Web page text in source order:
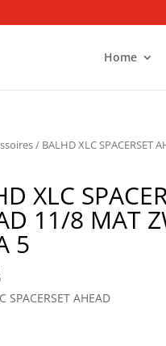
Home
/ BALHD XLC SPACERSET
XLC
11/8 MAT
5
SPACERSET AHEAD